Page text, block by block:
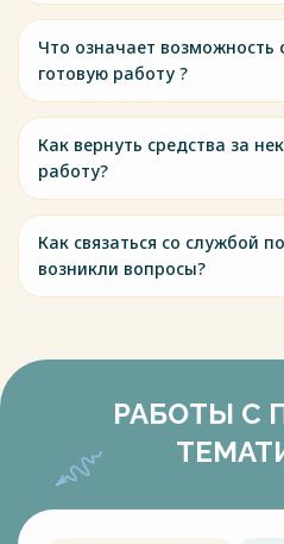
Что означает возможность
готовую работу ?
Как вернуть средства за
работу?
Как связаться со службой
возникли вопросы?
РАБОТЫ С